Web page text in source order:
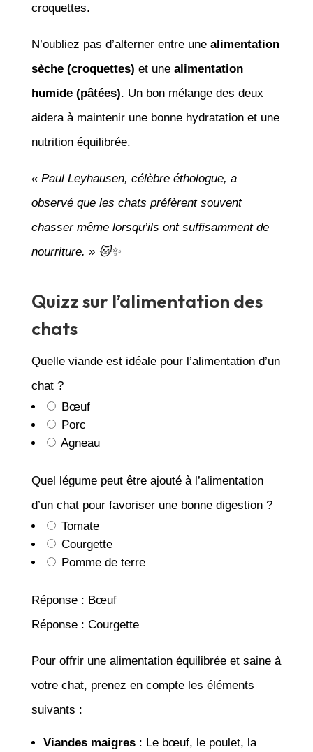
croquettes.
N’oubliez pas d’alterner entre une alimentation
sèche (croquettes) et une alimentation
humide (pâtées). Un bon mélange des deux
aidera à maintenir une bonne hydratation et une
nutrition équilibrée.
« Paul Leyhausen, célèbre éthologue, a
observé que les chats préfèrent souvent
chasser même lorsqu’ils ont suffisamment de
nourriture. » 🐱✨
Quizz sur l’alimentation des
chats
Quelle viande est idéale pour l’alimentation d’un
chat ?
Bœuf
Porc
Agneau
Quel légume peut être ajouté à l’alimentation
d’un chat pour favoriser une bonne digestion ?
Tomate
Courgette
Pomme de terre
Réponse : Bœuf
Réponse : Courgette
Pour offrir une alimentation équilibrée et saine à
votre chat, prenez en compte les éléments
suivants :
Viandes maigres: Le bœuf, le poulet, la